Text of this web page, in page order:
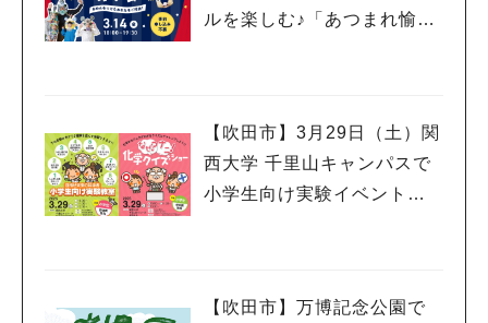
ルを楽しむ♪「あつまれ愉快
【吹田市】3月29日（土）関
西大学 千里山キャンパスで
小学生向け実験イベント、
【吹田市】万博記念公園で